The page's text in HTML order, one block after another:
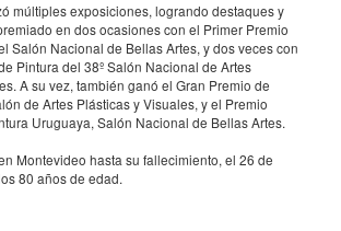
múltiples exposiciones, logrando destaques y
en dos ocasiones con el Primer Premio
Salón Nacional de Bellas Artes, y dos veces con
Pintura del 38º Salón Nacional de Artes
A su vez, también ganó el Gran Premio de
de Artes Plásticas y Visuales, y el Premio
Uruguaya, Salón Nacional de Bellas Artes.
Montevideo hasta su fallecimiento, el 26 de
80 años de edad.